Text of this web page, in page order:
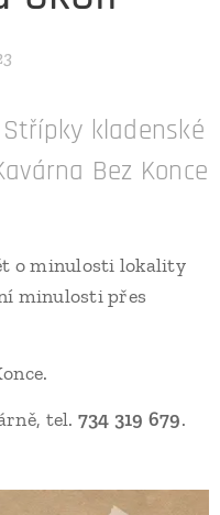
kladenské
Bez Konce
o minulosti lokality
minulosti přes
tel. 734 319 679.